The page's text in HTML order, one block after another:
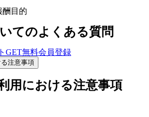
酬目的
てのよくある質問
GET無料会員登録
る注意事項
用における注意事項